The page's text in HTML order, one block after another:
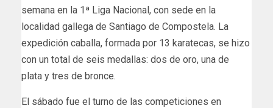
semana en la 1ª Liga Nacional, con sede en la
localidad gallega de Santiago de Compostela. La
expedición caballa, formada por 13 karatecas, se hizo
con un total de seis medallas: dos de oro, una de
plata y tres de bronce.
El sábado fue el turno de las competiciones en